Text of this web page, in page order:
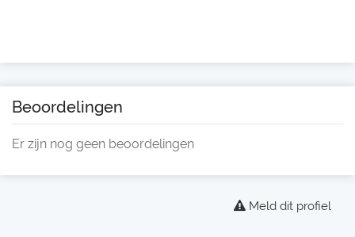
Beoordelingen
Er zijn nog geen beoordelingen
Meld dit profiel